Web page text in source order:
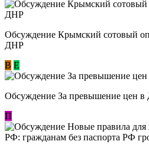
Обсуждение Крымский сотовый
ДНР
В E
Обсуждение За превышение цен
П